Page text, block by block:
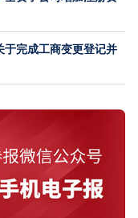
完成工商变更登记并